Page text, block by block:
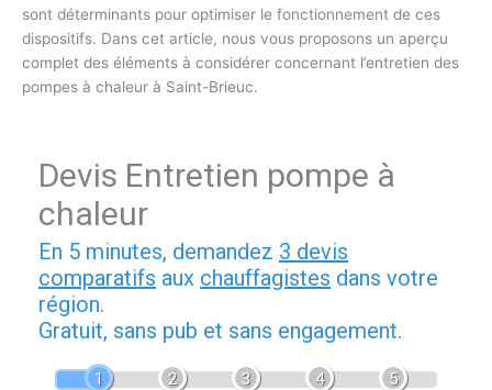
sont déterminants pour optimiser le fonctionnement de ces
dispositifs. Dans cet article, nous vous proposons un aperçu
complet des éléments à considérer concernant l’entretien des
pompes à chaleur à Saint-Brieuc.
Devis Entretien pompe à
chaleur
En 5 minutes, demandez 3 devis
comparatifs aux chauffagistes dans votre
région.
Gratuit, sans pub et sans engagement.
1 2 3 4 5